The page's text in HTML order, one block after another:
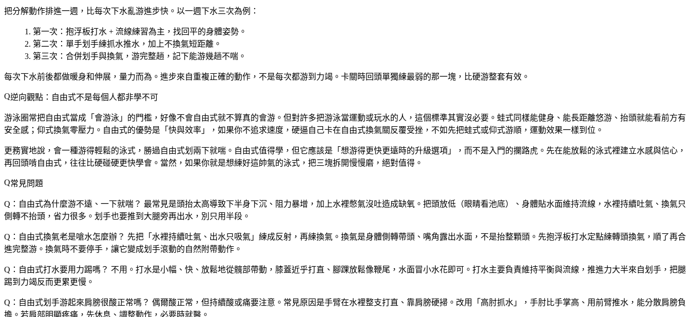
把分解動作排進一週，比每次下水亂游進步快。以一週下水三次為例：
第一次 ：抱浮板打水 + 流線練習為主，找回平的身體姿勢。
第二次 ：單手划手練抓水推水，加上不換氣短距離。
第三次 ：合併划手與換氣，游完整趟，記下能游幾趟不喘。
每次下水前後都做暖身和伸展，量力而為。 進步來自重複正確的動作，不是每次都游到力竭 。卡關時回頭單獨練最弱的那一塊，比硬游整套有效。
逆向觀點：自由式不是每個人都非學不可
游泳圈常把自由式當成「會游泳」的門檻，好像不會自由式就不算真的會游。但對許多把游泳當運動或玩水的人，這個標準其實沒必要。蛙式同樣能健身、能長距離悠游、抬頭就能看前方有
安全感；仰式換氣零壓力。自由式的優勢是「快與效率」，如果你不追求速度，硬逼自己卡在自由式換氣關反覆受挫，不如先把蛙式或仰式游順，運動效果一樣到位。
更務實地說， 會一種游得輕鬆的泳式，勝過自由式划兩下就喘 。自由式值得學，但它應該是「想游得更快更遠時的升級選項」，而不是入門的攔路虎。先在能放鬆的泳式裡建立水感與信心，
再回頭啃自由式，往往比硬碰硬更快學會。當然，如果你就是想練好這帥氣的泳式，把三塊拆開慢慢磨，絕對值得。
常見問題
Q：自由式為什麼游不遠、一下就喘？ 最常見是頭抬太高導致下半身下沉、阻力暴增，加上水裡憋氣沒吐造成缺氧。把頭放低（眼睛看池底）、身體貼水面維持流線，水裡持續吐氣、換氣只
側轉不抬頭，省力很多。划手也要推到大腿旁再出水，別只用半段。
Q：自由式換氣老是嗆水怎麼辦？ 先把「水裡持續吐氣、出水只吸氣」練成反射，再練換氣。換氣是身體側轉帶頭、嘴角露出水面，不是抬整顆頭。先抱浮板打水定點練轉頭換氣，順了再合
進完整游。換氣時不要停手，讓它變成划手滾動的自然附帶動作。
Q：自由式打水要用力踢嗎？ 不用。打水是小幅、快、放鬆地從髖部帶動，膝蓋近乎打直、腳踝放鬆像鞭尾，水面冒小水花即可。打水主要負責維持平衡與流線，推進力大半來自划手，把腿
踢到力竭反而更累更慢。
Q：自由式划手游起來肩膀很酸正常嗎？ 偶爾酸正常，但持續酸或痛要注意。常見原因是手臂在水裡整支打直、靠肩膀硬掃。改用「高肘抓水」，手肘比手掌高、用前臂推水，能分散肩膀負
擔。若肩部明顯疼痛，先休息、調整動作，必要時就醫。